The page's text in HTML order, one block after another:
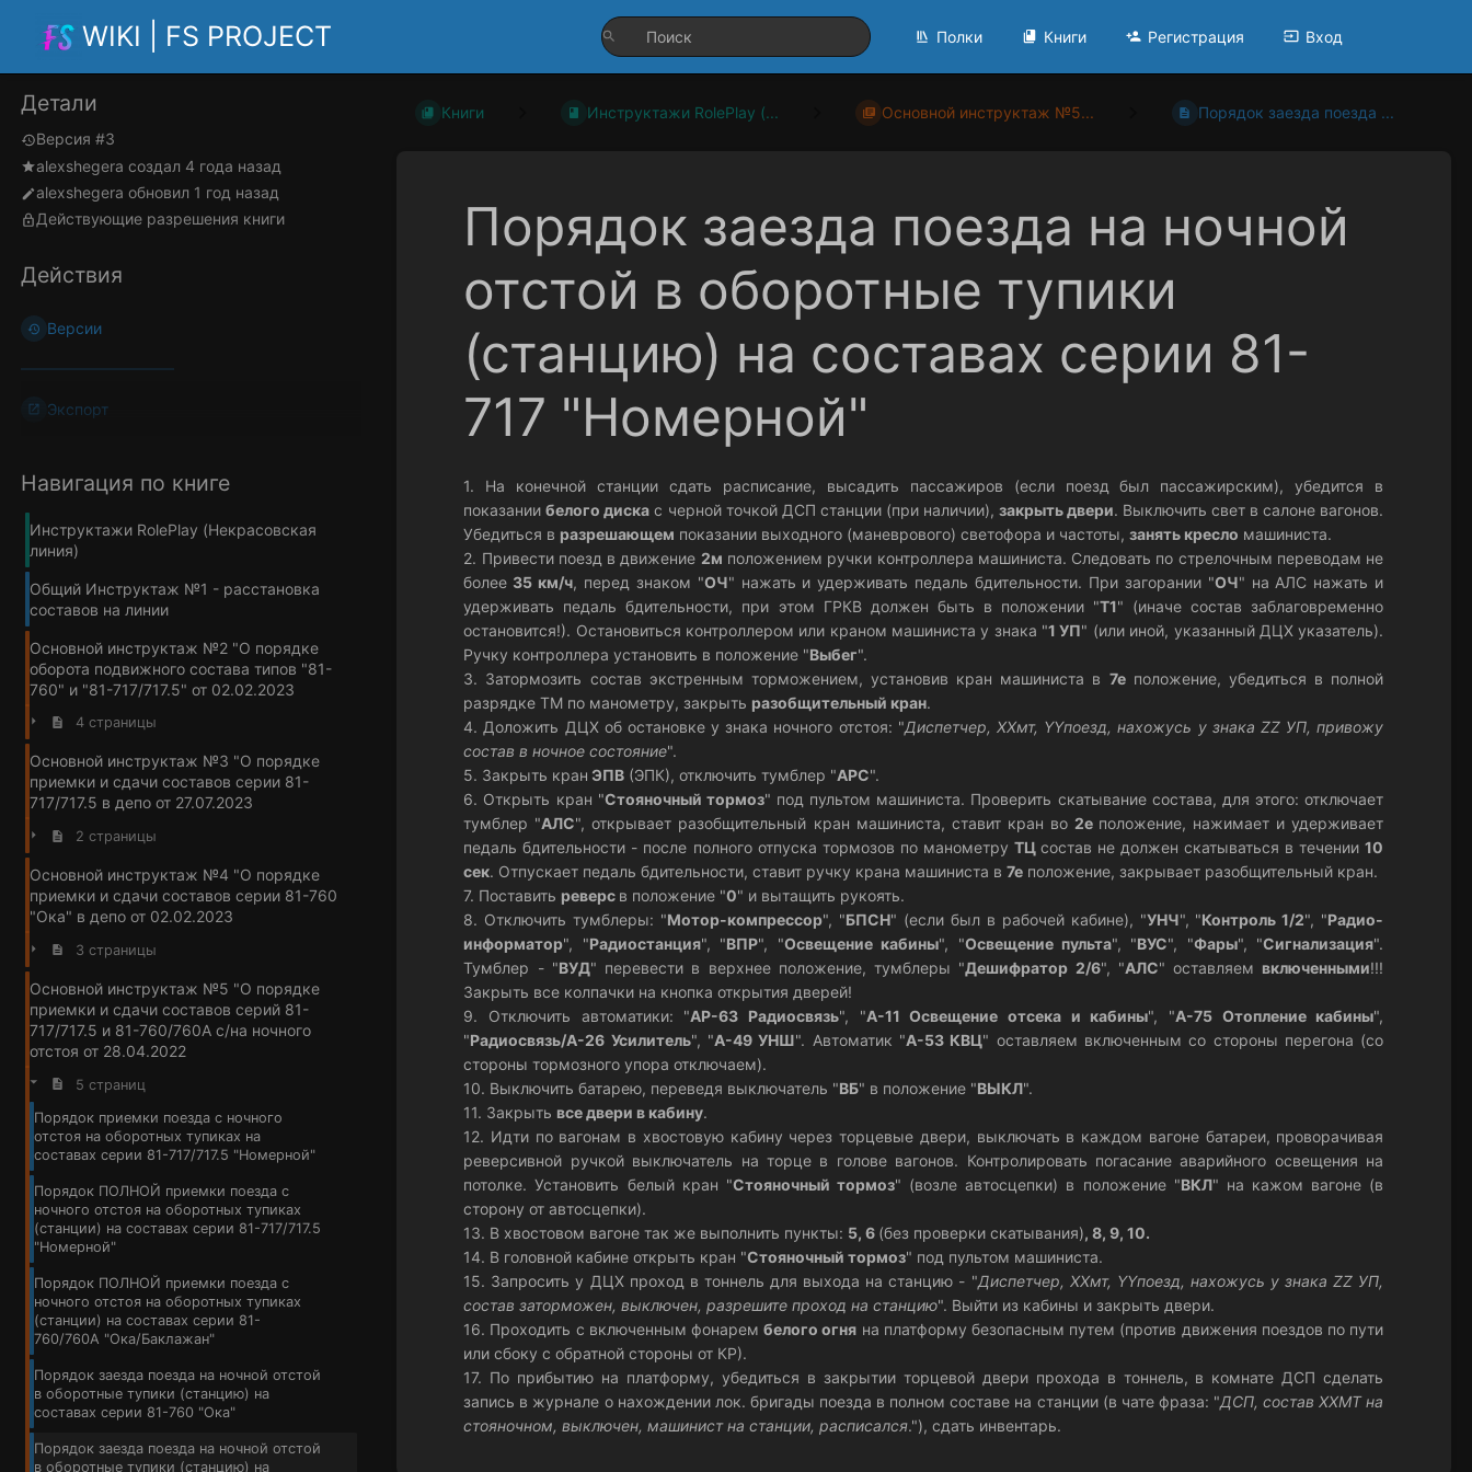
WIKI | FS PROJECT Полки Книги Регистрация Вход
Детали
Версия #3
alexshegera создал 4 года назад
alexshegera обновил 1 год назад
Действующие разрешения книги
Действия
Версии
Экспорт
Навигация по книге
Инструктажи RolePlay (Некрасовская
линия)
Общий Инструктаж №1 - расстановка
составов на линии
Основной инструктаж №2 "О порядке
оборота подвижного состава типов "81-
760" и "81-717/717.5" от 02.02.2023
4 страницы
Основной инструктаж №3 "О порядке
приемки и сдачи составов серии 81-
717/717.5 в депо от 27.07.2023
2 страницы
Основной инструктаж №4 "О порядке
приемки и сдачи составов серии 81-760
"Ока" в депо от 02.02.2023
3 страницы
Основной инструктаж №5 "О порядке
приемки и сдачи составов серий 81-
717/717.5 и 81-760/760А с/на ночного
отстоя от 28.04.2022
5 страниц
Порядок приемки поезда с ночного
отстоя на оборотных тупиках на
составах серии 81-717/717.5 "Номерной"
Порядок ПОЛНОЙ приемки поезда с
ночного отстоя на оборотных тупиках
(станции) на составах серии 81-717/717.5
"Номерной"
Порядок ПОЛНОЙ приемки поезда с
ночного отстоя на оборотных тупиках
(станции) на составах серии 81-
760/760А "Ока/Баклажан"
Порядок заезда поезда на ночной отстой
в оборотные тупики (станцию) на
составах серии 81-760 "Ока"
Порядок заезда поезда на ночной отстой
в оборотные тупики (станцию) на
Книги Инструктажи RolePlay (... Основной инструктаж №5... Порядок заезда поезда ...
Порядок заезда поезда на ночной
отстой в оборотные тупики
(станцию) на составах серии 81-
717 "Номерной"
1. На конечной станции сдать расписание, высадить пассажиров (если поезд был пассажирским), убедится в
показаниибелого диска с черной точкой ДСП станции (при наличии), закрыть двери. Выключить свет в салоне вагонов.
Убедиться в разрешающем показании выходного (маневрового) светофора и частоты,занять кресло машиниста.
2. Привести поезд в движение 2м положением ручки контроллера машиниста. Следовать по стрелочным переводам не
более 35 км/ч, перед знаком "ОЧ" нажать и удерживать педаль бдительности. При загорании "ОЧ" на АЛС нажать и
удерживать педаль бдительности, при этом ГРКВ должен быть в положении "Т1" (иначе состав заблаговременно
остановится!). Остановиться контроллером или краном машиниста у знака "1 УП" (или иной, указанный ДЦХ указатель).
Ручку контроллера установить в положение "Выбег".
3. Затормозить состав экстренным торможением, установив кран машиниста в 7еположение, убедиться в полной
разрядке ТМ по манометру, закрыть разобщительный кран.
4. Доложить ДЦХ об остановке у знака ночного отстоя: "Диспетчер, ХХмт, YYпоезд, нахожусь у знака ZZ УП, привожу
состав в ночное состояние".
5. Закрыть кран ЭПВ (ЭПК), отключить тумблер "АРС".
6. Открыть кран "Стояночный тормоз" под пультом машиниста. Проверить скатывание состава, для этого: отключает
тумблер "АЛС", открывает разобщительный кран машиниста, ставит кран во 2е положение, нажимает и удерживает
педаль бдительности - после полного отпуска тормозов по манометру ТЦ состав не должен скатываться в течении10
сек. Отпускает педаль бдительности, ставит ручку крана машиниста в7е положение, закрывает разобщительный кран.
7. Поставить реверс в положение "0" и вытащить рукоять.
8. Отключить тумблеры: "Мотор-компрессор", "БПСН" (если был в рабочей кабине), "УНЧ", "Контроль 1/2", "Радио-
информатор", "Радиостанция", "ВПР", "Освещение кабины", "Освещение пульта", "ВУС", "Фары", "Сигнализация".
Тумблер - "ВУД" перевести в верхнее положение, тумблеры "Дешифратор 2/6", "АЛС" оставляем включенными!!!
Закрыть все колпачки на кнопка открытия дверей!
9. Отключить автоматики: "АР-63 Радиосвязь", "А-11 Освещение отсека и кабины", "А-75 Отопление кабины",
"Радиосвязь/А-26 Усилитель", "А-49 УНШ". Автоматик "А-53 КВЦ" оставляем включенным со стороны перегона (со
стороны тормозного упора отключаем).
10. Выключить батарею, переведя выключатель "ВБ" в положение "ВЫКЛ".
11. Закрыть все двери в кабину.
12. Идти по вагонам в хвостовую кабину через торцевые двери, выключать в каждом вагоне батареи, проворачивая
реверсивной ручкой выключатель на торце в голове вагонов. Контролировать погасание аварийного освещения на
потолке. Установить белый кран "Стояночный тормоз" (возле автосцепки) в положение "ВКЛ" на кажом вагоне (в
сторону от автосцепки).
13. В хвостовом вагоне так же выполнить пункты: 5, 6 (без проверки скатывания), 8, 9, 10.
14. В головной кабине открыть кран "Стояночный тормоз" под пультом машиниста.
15. Запросить у ДЦХ проход в тоннель для выхода на станцию - "Диспетчер, ХХмт, YYпоезд, нахожусь у знака ZZ УП,
состав заторможен, выключен, разрешите проход на станцию". Выйти из кабины и закрыть двери.
16. Проходить с включенным фонарембелого огня на платформу безопасным путем (против движения поездов по пути
или сбоку с обратной стороны от КР).
17. По прибытию на платформу, убедиться в закрытии торцевой двери прохода в тоннель, в комнате ДСП сделать
запись в журнале о нахождении лок. бригады поезда в полном составе на станции (в чате фраза: "ДСП, состав ХХМТ на
стояночном, выключен, машинист на станции, расписался."), сдать инвентарь.